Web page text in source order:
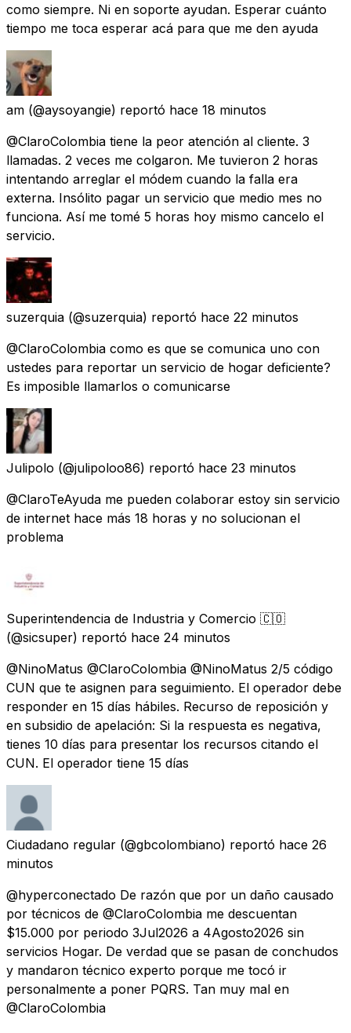
como siempre. Ni en soporte ayudan. Esperar cuánto
tiempo me toca esperar acá para que me den ayuda
am (@aysoyangie) reportó hace 18 minutos
@ClaroColombia tiene la peor atención al cliente. 3
llamadas. 2 veces me colgaron. Me tuvieron 2 horas
intentando arreglar el módem cuando la falla era
externa. Insólito pagar un servicio que medio mes no
funciona. Así me tomé 5 horas hoy mismo cancelo el
servicio.
suzerquia (@suzerquia) reportó hace 22 minutos
@ClaroColombia como es que se comunica uno con
ustedes para reportar un servicio de hogar deficiente?
Es imposible llamarlos o comunicarse
Julipolo (@julipoloo86) reportó hace 23 minutos
@ClaroTeAyuda me pueden colaborar estoy sin servicio
de internet hace más 18 horas y no solucionan el
problema
Superintendencia de Industria y Comercio 🇨🇴
(@sicsuper) reportó hace 24 minutos
@NinoMatus @ClaroColombia @NinoMatus 2/5 código
CUN que te asignen para seguimiento. El operador debe
responder en 15 días hábiles. Recurso de reposición y
en subsidio de apelación: Si la respuesta es negativa,
tienes 10 días para presentar los recursos citando el
CUN. El operador tiene 15 días
Ciudadano regular (@gbcolombiano) reportó hace 26
minutos
@hyperconectado De razón que por un daño causado
por técnicos de @ClaroColombia me descuentan
$15.000 por periodo 3Jul2026 a 4Agosto2026 sin
servicios Hogar. De verdad que se pasan de conchudos
y mandaron técnico experto porque me tocó ir
personalmente a poner PQRS. Tan muy mal en
@ClaroColombia